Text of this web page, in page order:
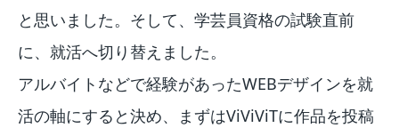
と思いました。そして、学芸員資格の試験直前
に、就活へ切り替えました。
アルバイトなどで経験があったWEBデザインを就
活の軸にすると決め、まずはViViViTに作品を投稿